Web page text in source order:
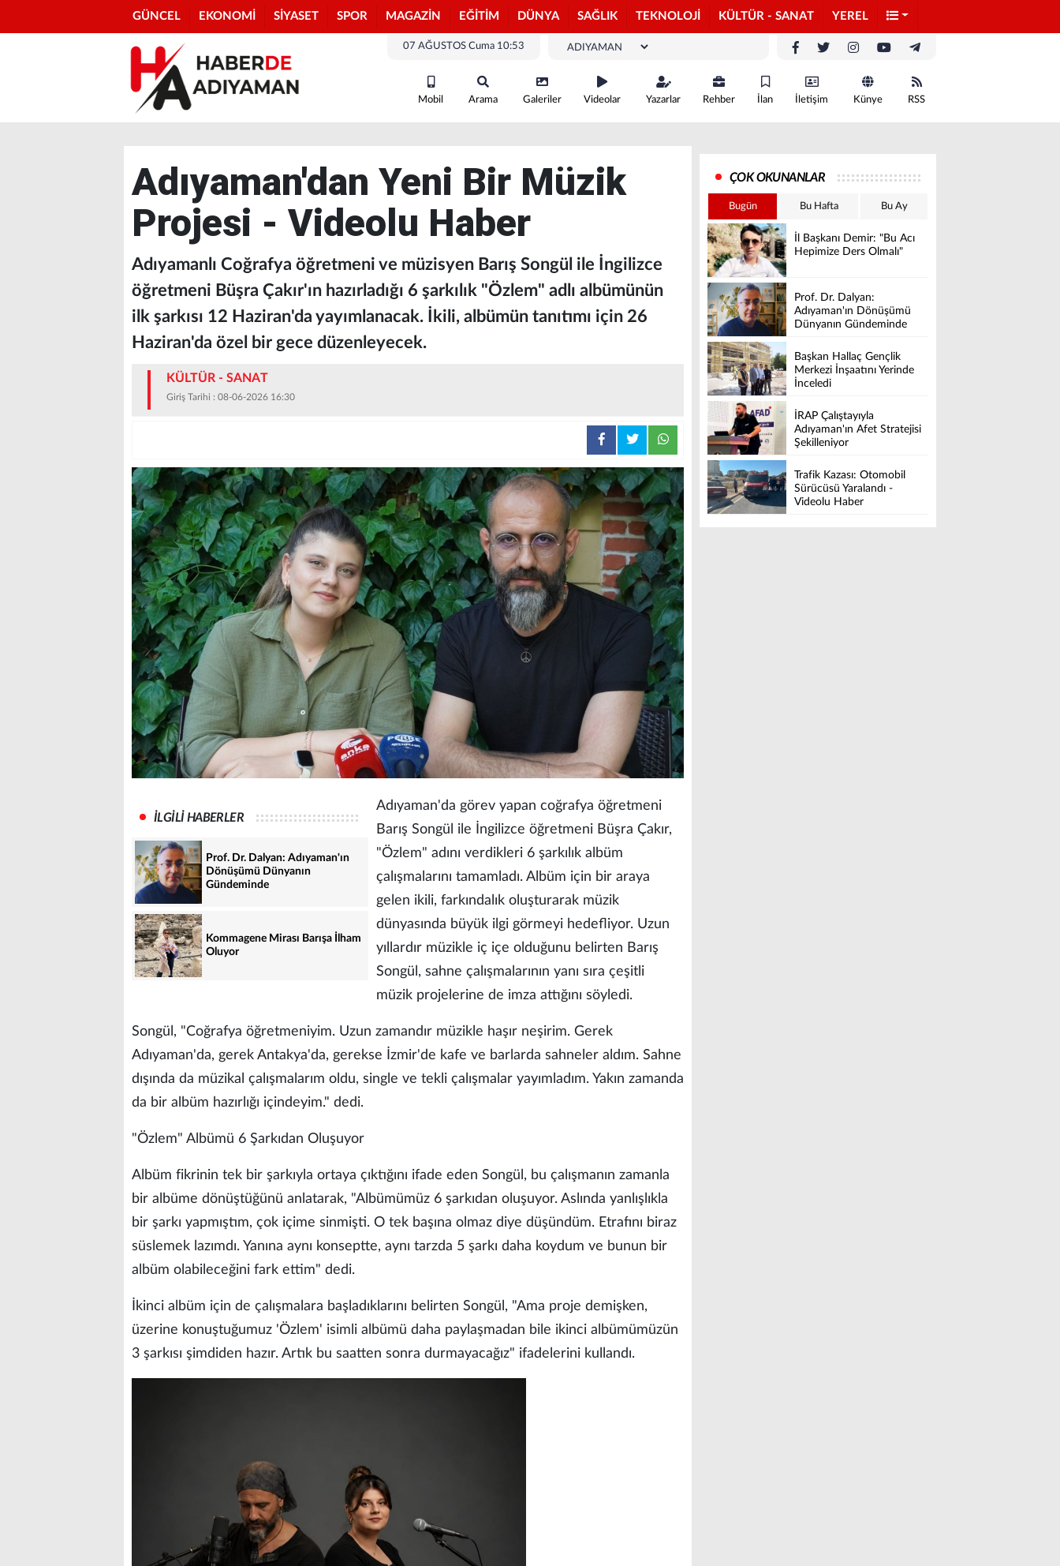
GÜNCEL EKONOMİ SİYASET SPOR MAGAZİN EĞİTİM DÜNYA SAĞLIK TEKNOLOJİ KÜLTÜR - SANAT YEREL
07 AĞUSTOS Cuma 10:53
Mobil Arama Galeriler Videolar Yazarlar Rehber İlan İletişim Künye RSS
Adıyaman'dan Yeni Bir Müzik
Projesi - Videolu Haber
Adıyamanlı Coğrafya öğretmeni ve müzisyen Barış Songül ile İngilizce
öğretmeni Büşra Çakır'ın hazırladığı 6 şarkılık "Özlem" adlı albümünün
ilk şarkısı 12 Haziran'da yayımlanacak. İkili, albümün tanıtımı için 26
Haziran'da özel bir gece düzenleyecek.
KÜLTÜR - SANAT
Giriş Tarihi : 08-06-2026 16:30
İLGİLİ HABERLER
Prof. Dr. Dalyan: Adıyaman'ın
Dönüşümü Dünyanın
Gündeminde
Kommagene Mirası Barışa İlham
Oluyor
Adıyaman'da görev yapan coğrafya öğretmeni
Barış Songül ile İngilizce öğretmeni Büşra Çakır,
"Özlem" adını verdikleri 6 şarkılık albüm
çalışmalarını tamamladı. Albüm için bir araya
gelen ikili, farkındalık oluşturarak müzik
dünyasında büyük ilgi görmeyi hedefliyor. Uzun
yıllardır müzikle iç içe olduğunu belirten Barış
Songül, sahne çalışmalarının yanı sıra çeşitli
müzik projelerine de imza attığını söyledi.
Songül, "Coğrafya öğretmeniyim. Uzun zamandır müzikle haşır neşirim. Gerek
Adıyaman'da, gerek Antakya'da, gerekse İzmir'de kafe ve barlarda sahneler aldım. Sahne
dışında da müzikal çalışmalarım oldu, single ve tekli çalışmalar yayımladım. Yakın zamanda
da bir albüm hazırlığı içindeyim." dedi.
"Özlem" Albümü 6 Şarkıdan Oluşuyor
Albüm fikrinin tek bir şarkıyla ortaya çıktığını ifade eden Songül, bu çalışmanın zamanla
bir albüme dönüştüğünü anlatarak, "Albümümüz 6 şarkıdan oluşuyor. Aslında yanlışlıkla
bir şarkı yapmıştım, çok içime sinmişti. O tek başına olmaz diye düşündüm. Etrafını biraz
süslemek lazımdı. Yanına aynı konseptte, aynı tarzda 5 şarkı daha koydum ve bunun bir
albüm olabileceğini fark ettim" dedi.
İkinci albüm için de çalışmalara başladıklarını belirten Songül, "Ama proje demişken,
üzerine konuştuğumuz 'Özlem' isimli albümü daha paylaşmadan bile ikinci albümümüzün
3 şarkısı şimdiden hazır. Artık bu saatten sonra durmayacağız" ifadelerini kullandı.
ÇOK OKUNANLAR
Bugün Bu Hafta Bu Ay
İl Başkanı Demir: "Bu Acı
Hepimize Ders Olmalı"
Prof. Dr. Dalyan:
Adıyaman'ın Dönüşümü
Dünyanın Gündeminde
Başkan Hallaç Gençlik
Merkezi İnşaatını Yerinde
İnceledi
İRAP Çalıştayıyla
Adıyaman'ın Afet Stratejisi
Şekilleniyor
Trafik Kazası: Otomobil
Sürücüsü Yaralandı -
Videolu Haber